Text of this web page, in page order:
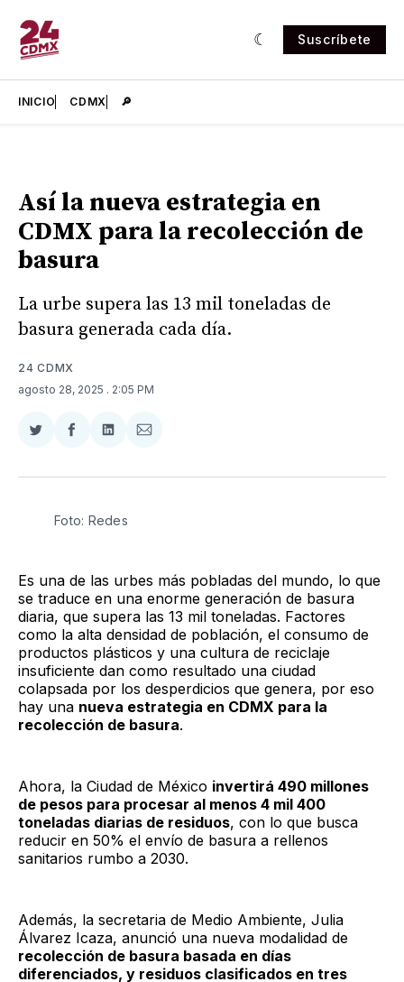
Suscríbete
INICIO CDMX 🔎
Así la nueva estrategia en
CDMX para la recolección de
basura
La urbe supera las 13 mil toneladas de
basura generada cada día.
24 CDMX
agosto 28, 2025 . 2:05 PM
Compartir
Twitter
Compartir
Facebook
Compartir
LinkedIn
Compartir
Email
Foto: Redes
Es una de las urbes más pobladas del mundo, lo que
se traduce en una enorme generación de basura
diaria, que supera las 13 mil toneladas. Factores
como la alta densidad de población, el consumo de
productos plásticos y una cultura de reciclaje
insuficiente dan como resultado una ciudad
colapsada por los desperdicios que genera, por eso
hay una nueva estrategia en CDMX para la
recolección de basura.
Ahora, la Ciudad de México invertirá 490 millones
de pesos para procesar al menos 4 mil 400
toneladas diarias de residuos, con lo que busca
reducir en 50% el envío de basura a rellenos
sanitarios rumbo a 2030.
Además, la secretaria de Medio Ambiente, Julia
Álvarez Icaza, anunció una nueva modalidad de
recolección de basura basada en días
diferenciados, y residuos clasificados en tres